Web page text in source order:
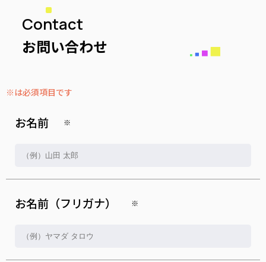
Contact
お問い合わせ
※は必須項目です
お名前 ※
お名前（フリガナ） ※